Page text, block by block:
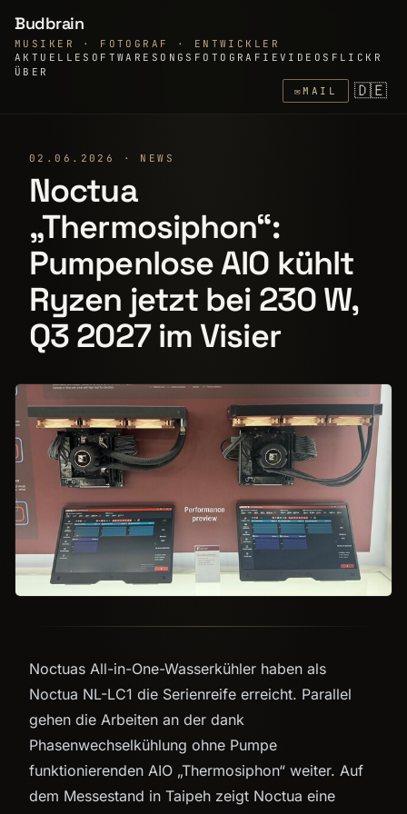
Budbrain
MUSIKER · FOTOGRAF · ENTWICKLER
AKTUELLE SOFTWARE SONGS FOTOGRAFIEVIDEOS FLICKR
ÜBER
✉MAIL 🇩🇪
02.06.2026 · NEWS
Noctua
„Thermosiphon“:
Pumpenlose AIO kühlt
Ryzen jetzt bei 230 W,
Q3 2027 im Visier
Noctuas All-in-One-Wasserkühler haben als
Noctua NL-LC1 die Serienreife erreicht. Parallel
gehen die Arbeiten an der dank
Phasenwechselkühlung ohne Pumpe
funktionierenden AIO „Thermosiphon“ weiter. Auf
dem Messestand in Taipeh zeigt Noctua eine